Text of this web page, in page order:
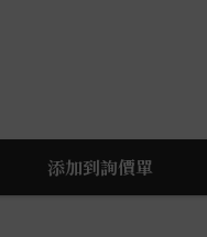
添加到詢價單